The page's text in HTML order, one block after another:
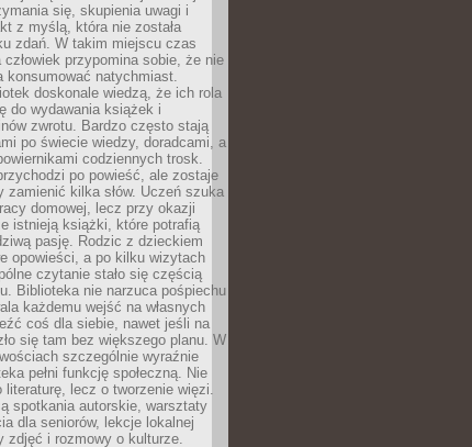
się, skupienia uwagi i
z myślą, która nie została
zdań. W takim miejscu czas
człowiek przypomina sobie, że nie
konsumować natychmiast.
doskonale wiedzą, że ich rola
do wydawania książek i
zwrotu. Bardzo często stają
po świecie wiedzy, doradcami, a
codziennych trosk.
po powieść, ale zostaje
zamienić kilka słów. Uczeń szuka
domowej, lecz przy okazji
istnieją książki, które potrafią
pasję. Rodzic z dzieckiem
opowieści, a po kilku wizytach
czytanie stało się częścią
Biblioteka nie narzuca pośpiechu
każdemu wejść na własnych
coś dla siebie, nawet jeśli na
się tam bez większego planu. W
szczególnie wyraźnie
pełni funkcję społeczną. Nie
literaturę, lecz o tworzenie więzi.
spotkania autorskie, warsztaty
dla seniorów, lekcje lokalnej
zdjęć i rozmowy o kulturze.